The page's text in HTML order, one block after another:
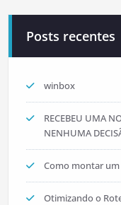
Posts recentes
winbox
RECEBEU UMA
NENHUMA
Como montar um
Otimizando o